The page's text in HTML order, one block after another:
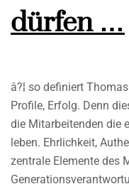
dürfen …
â?¦ so definiert
Profile, Erfolg. Denn
die Mitarbeitenden die
leben. Ehrlichkeit,
zentrale Elemente des